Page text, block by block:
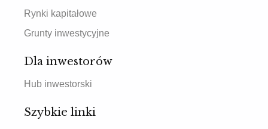
Rynki kapitałowe
Grunty inwestycyjne
Dla inwestorów
Hub inwestorski
Szybkie linki